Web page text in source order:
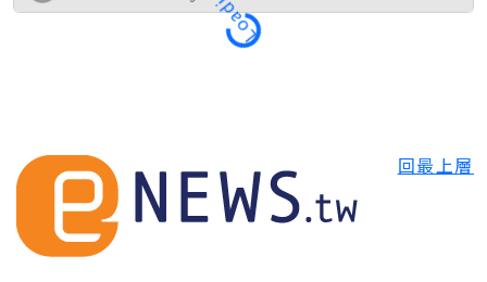
Loading
回最上層